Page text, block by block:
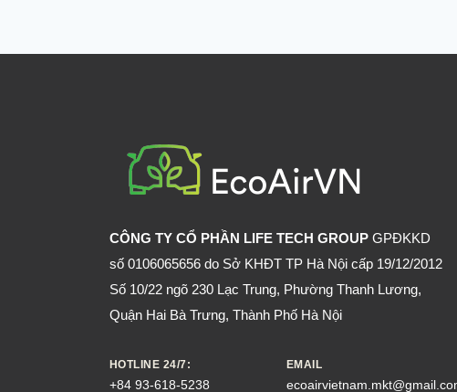
LỖ
CÔNG TY CỔ PHẦN LIFE TECH GROUP GPĐKKD
số 0106065656 do Sở KHĐT TP Hà Nội cấp 19/12/2012
Số 10/22 ngõ 230 Lạc Trung, Phường Thanh Lương,
Quận Hai Bà Trưng, Thành Phố Hà Nội
HOTLINE 24/7:
+84 93-618-5238
EMAIL